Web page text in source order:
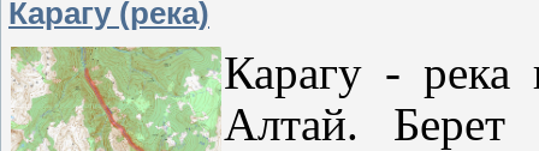
Карагу (река)
Карагу - река
Алтай. Берет